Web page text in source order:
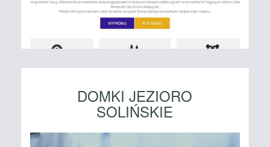
DOMKI JEZIORO
SOLIŃSKIE